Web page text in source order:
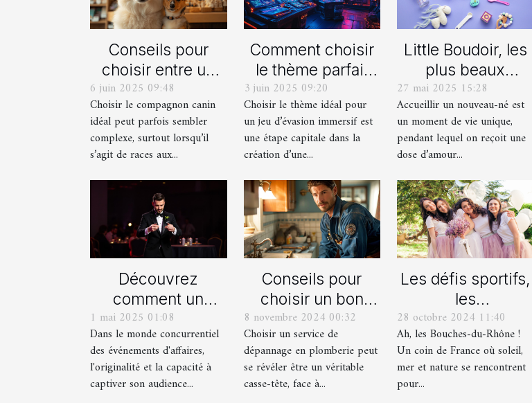
Conseils pour
choisir entre un
berger blanc
suisse et un
berger américain
miniature
6 juin 2025 09:48
Choisir le compagnon canin
idéal peut parfois sembler
complexe, surtout lorsqu’il
s’agit de races aux...
Comment choisir
le thème parfait
pour votre
prochain jeu
d'évasion
immersif
3 juin 2025 09:20
Choisir le thème idéal pour
un jeu d’évasion immersif est
une étape capitale dans la
création d’une...
Little Boudoir, les
plus beaux
cadeaux de
naissance
personnalisés !
27 mai 2025 15:28
Accueillir un nouveau-né est
un moment de vie unique,
pendant lequel on reçoit une
dose d’amour...
Découvrez
comment un
spectacle de
magie transforme
les événements
professionnels
1 mai 2025 01:08
Dans le monde concurrentiel
des événements d'affaires,
l'originalité et la capacité à
captiver son audience...
Conseils pour
choisir un bon
service de
dépannage en
plomberie
8 novembre 2024 00:32
Choisir un service de
dépannage en plomberie peut
se révéler être un véritable
casse-tête, face à...
Les défis sportifs,
les
incontournables
de toute
organisation d’EVG
et EVJF dans les
28 octobre 2024 11:40
Ah, les Bouches-du-Rhône !
Un coin de France où soleil,
mer et nature se rencontrent
pour...